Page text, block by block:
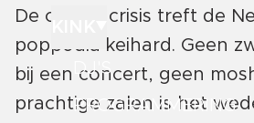
DJ'S
PROGRAMMERING
De coronacrisis treft de
poppodia keihard. Geen
bij een concert, geen
prachtige zalen is het